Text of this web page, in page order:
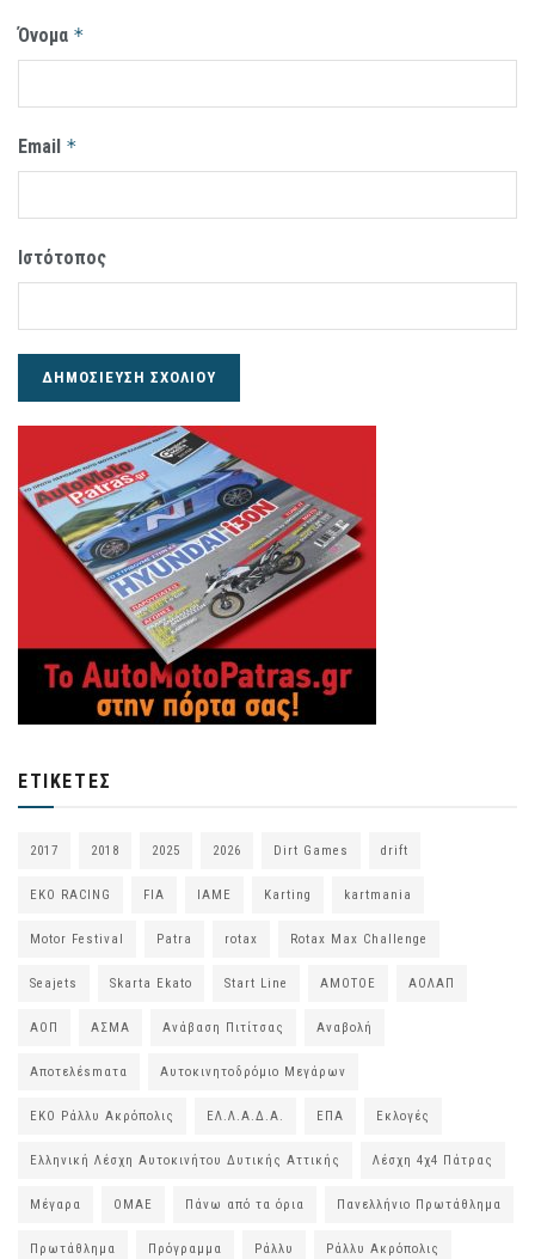
Όνομα *
Email *
Ιστότοπος
ΕΤΙΚΈΤΕΣ
2017 2018 2025 2026 Dirt Games drift
EKO RACING FIA IAME Karting kartmania
Motor Festival Patra rotax Rotax Max Challenge
Seajets Skarta Ekato Start Line ΑΜΟΤΟΕ ΑΟΛΑΠ
ΑΟΠ ΑΣΜΑ Ανάβαση Πιτίτσας Αναβολή
Αποτελέsmατα Αυτοκινητοδρόμιο Μεγάρων
ΕΚΟ Ράλλυ Ακρόπολις ΕΛ.Λ.Α.Δ.Α. ΕΠΑ Εκλογές
Ελληνική Λέσχη Αυτοκινήτου Δυτικής Αττικής Λέσχη 4χ4 Πάτρας
Μέγαρα ΟΜΑΕ Πάνω από τα όρια Πανελλήνιο Πρωτάθλημα
Πρωτάθλημα Πρόγραμμα Ράλλυ Ράλλυ Ακρόπολις